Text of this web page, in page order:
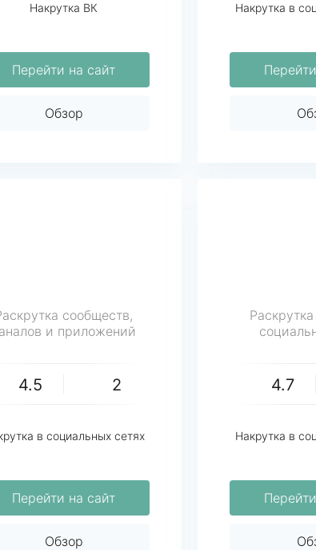
Накрутка ВК
Перейти на сайт
Обзор
Накрутка в
сообществ,
и приложений
4.5 2
в социальных сетях
Перейти на сайт
Обзор
4.7
Накрутка в